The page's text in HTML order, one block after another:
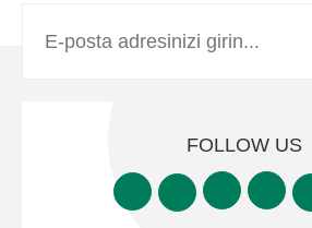
FOLLOW US